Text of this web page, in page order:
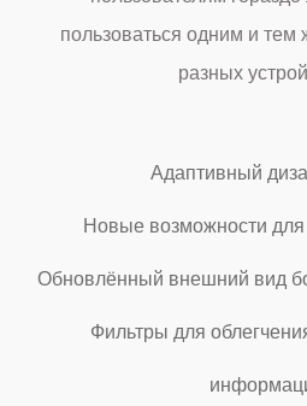
пользоваться одним и
разных
Адаптивный
Новые возможности
Обновлённый внешний вид
Фильтры для